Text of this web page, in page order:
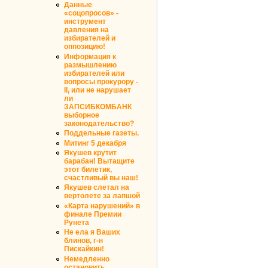
Данные
«соцопросов» -
инструмент
давления на
избирателей и
оппозицию!
Информация к
размышлению
избирателей или
вопросы прокурору -
II, или не нарушает
ли
ЗАПСИБКОМБАНК
выборное
законодательство?
Поддельные газеты.
Митинг 5 декабря
Якушев крутит
барабан! Вытащите
этот билетик,
счастливый вы наш!
Якушев слетал на
вертолете за лапшой
«Карта нарушений» в
финале Премии
Рунета
Не ела я Ваших
блинов, г-н
Пискайкин!
Немедленно